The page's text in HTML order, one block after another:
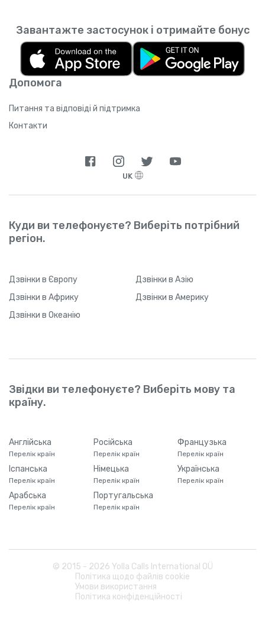
Допомога
Питання та відповіді й підтримка
Контакти
Завантажте застосунок і отримайте бонус
UK
Куди ви телефонуєте? Виберіть потрібний
регіон.
Дзвінки в Європу Дзвінки в Азію
Дзвінки в Африку Дзвінки в Америку
Дзвінки в Океанію
Звідки ви телефонуєте? Виберіть мову та
країну.
Англійська
Перелік країн
Російська
Перелік країн
Французька
Перелік країн
Іспанська
Перелік країн
Німецька
Перелік країн
Українська
Перелік країн
Арабська
Перелік країн
Португальська
Перелік країн
© 2015 - 2026 Yolla Calls International OÜ
Політика щодо файлів cookie
Умови використання
Політика конфіденційності